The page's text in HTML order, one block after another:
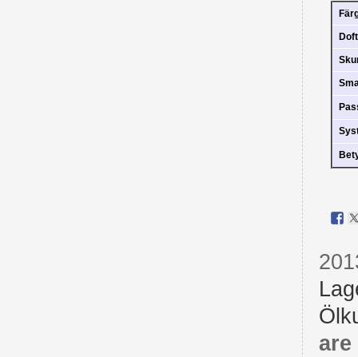
Doft
are